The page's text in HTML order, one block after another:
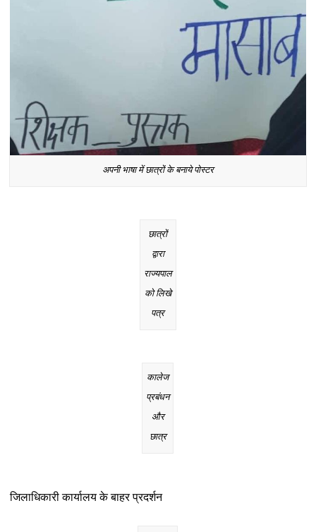
अपनी भाषा में छात्रों के बनाये पोस्टर
छात्रों
द्वारा
राज्यपाल
को लिखे
पत्र
कालेज
प्रबंधन
और
छात्र
जिलाधिकारी कार्यालय के बाहर प्रदर्शन